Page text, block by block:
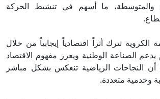
والمتوسطة، ما أسهم في تنشيط الحركة
تترك أثراً اقتصادياً إيجابياً من خلال
الصناعة الوطنية ويعزز مفهوم الاقتصاد
أن النجاحات الرياضية تنعكس بشكل مباشر
وخدمية متعددة.